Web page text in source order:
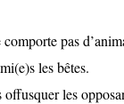
pas
les bêtes.
les